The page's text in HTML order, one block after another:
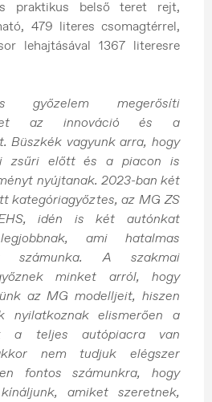
praktikus belső teret rejt,
479 literes csomagtérrel,
lehajtásával 1367 literesre
megerősíti
az innováció és a
Büszkék vagyunk arra, hogy
zsűri előtt és a piacon is
nyújtanak. 2023-ban két
kategóriagyőztes, az MG ZS
idén is két autónkat
ami hatalmas
számunka. A szakmai
minket arról, hogy
az MG modelljeit, hiszen
nyilatkoznak elismerően a
a teljes autópiacra van
nem tudjuk elégszer
fontos számunkra, hogy
amiket szeretnek,